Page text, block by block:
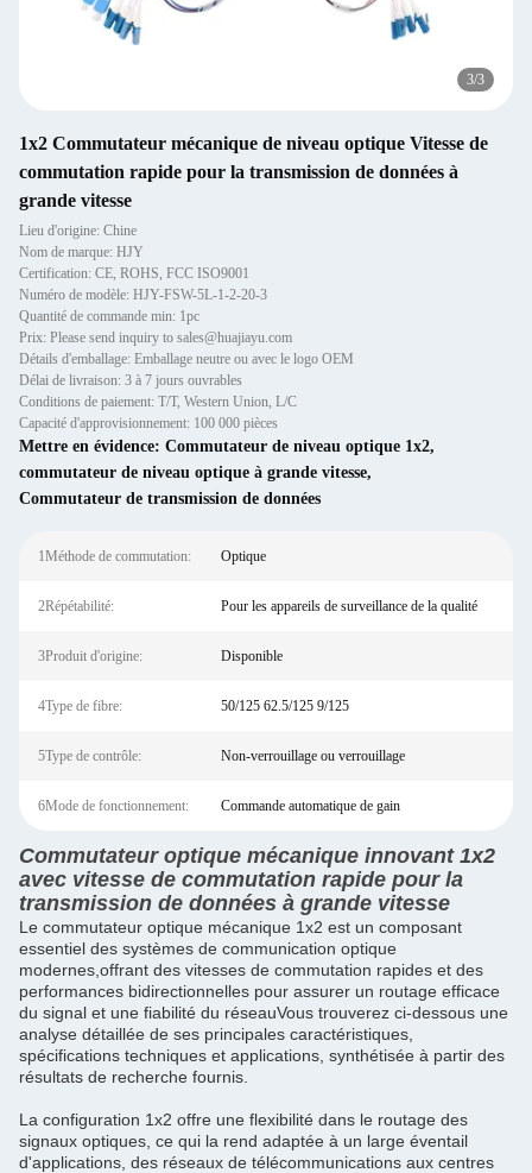
3/3
1x2 Commutateur mécanique de niveau optique Vitesse de
commutation rapide pour la transmission de données à
grande vitesse
Lieu d'origine: Chine
Nom de marque: HJY
Certification: CE, ROHS, FCC ISO9001
Numéro de modèle: HJY-FSW-5L-1-2-20-3
Quantité de commande min: 1pc
Prix: Please send inquiry to sales@huajiayu.com
Détails d'emballage: Emballage neutre ou avec le logo OEM
Délai de livraison: 3 à 7 jours ouvrables
Conditions de paiement: T/T, Western Union, L/C
Capacité d'approvisionnement: 100 000 pièces
Mettre en évidence: Commutateur de niveau optique 1x2,
commutateur de niveau optique à grande vitesse,
Commutateur de transmission de données
1Méthode de commutation: Optique
2Répétabilité: Pour les appareils de surveillance de la qualité
3Produit d'origine: Disponible
4Type de fibre: 50/125 62.5/125 9/125
5Type de contrôle: Non-verrouillage ou verrouillage
6Mode de fonctionnement: Commande automatique de gain
Commutateur optique mécanique innovant 1x2
avec vitesse de commutation rapide pour la
transmission de données à grande vitesse
Le commutateur optique mécanique 1x2 est un composant
essentiel des systèmes de communication optique
modernes,offrant des vitesses de commutation rapides et des
performances bidirectionnelles pour assurer un routage efficace
du signal et une fiabilité du réseauVous trouverez ci-dessous une
analyse détaillée de ses principales caractéristiques,
spécifications techniques et applications, synthétisée à partir des
résultats de recherche fournis.
La configuration 1x2 offre une flexibilité dans le routage des
signaux optiques, ce qui la rend adaptée à un large éventail
d'applications, des réseaux de télécommunications aux centres